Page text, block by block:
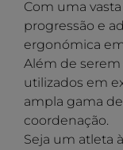
Com uma
progressão e
ergonómica
Além de serem
utilizados em
ampla gama
coordenação.
Seja um atleta